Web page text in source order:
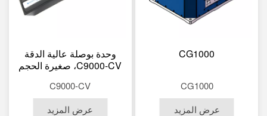
CG1000
CG1000
عرض المزيد
وحدة بوصلة عالية الدقة
C9000-CV، صغيرة الحجم
غرام)، مقاومة للاهتزاز،
غلاف من سبائك الألومنيوم
C9000-CV
عرض المزيد